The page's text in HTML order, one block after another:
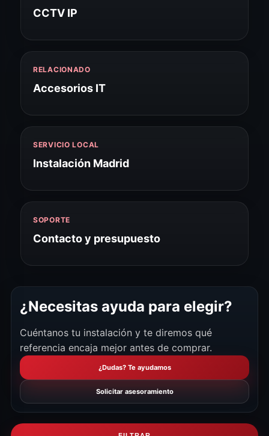
CCTV IP
RELACIONADO
Accesorios IT
SERVICIO LOCAL
Instalación Madrid
SOPORTE
Contacto y presupuesto
¿Necesitas ayuda para elegir?
Cuéntanos tu instalación y te diremos qué
referencia encaja mejor antes de comprar.
¿Dudas? Te ayudamos
Solicitar asesoramiento